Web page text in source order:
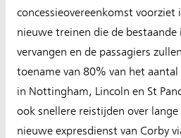
concessieovereenkomst voorziet
nieuwe treinen die de
vervangen en de passagiers
toename van 80% van het
in Nottingham, Lincoln en St
ook snellere reistijden over
nieuwe expresdienst van Corby